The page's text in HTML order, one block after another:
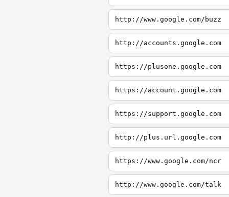
http://www.google.com/buzz
http://accounts.google.com
https://plusone.google.com
https://account.google.com
https://support.google.com
http://plus.url.google.com
https://www.google.com/ncr
http://www.google.com/talk